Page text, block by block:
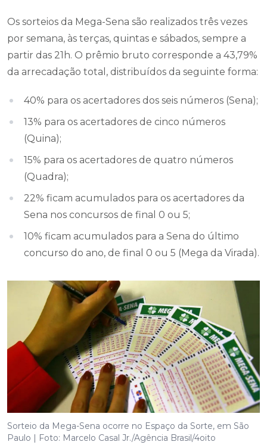
Os sorteios da Mega-Sena são realizados três vezes
por semana, às terças, quintas e sábados, sempre a
partir das 21h. O prêmio bruto corresponde a 43,79%
da arrecadação total, distribuídos da seguinte forma:
40% para os acertadores dos seis números (Sena);
13% para os acertadores de cinco números
(Quina);
15% para os acertadores de quatro números
(Quadra);
22% ficam acumulados para os acertadores da
Sena nos concursos de final 0 ou 5;
10% ficam acumulados para a Sena do último
concurso do ano, de final 0 ou 5 (Mega da Virada).
Sorteio da Mega-Sena ocorre no Espaço da Sorte, em São
Paulo | Foto: Marcelo Casal Jr./Agência Brasil/4oito